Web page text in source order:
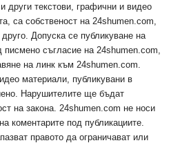
други текстови, графични и видео
са собственост на 24shumen.com,
Допуска се публикуване на
съгласие на 24shumen.com,
на линк към 24shumen.com.
материали, публикувани в
Нарушителите ще бъдат
на закона. 24shumen.com не носи
коментарите под публикациите.
правото да ограничават или